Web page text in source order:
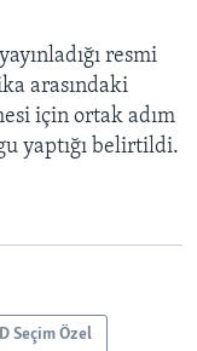
resmi
arasındaki
için ortak adım
yaptığı belirtildi.
Seçim Özel